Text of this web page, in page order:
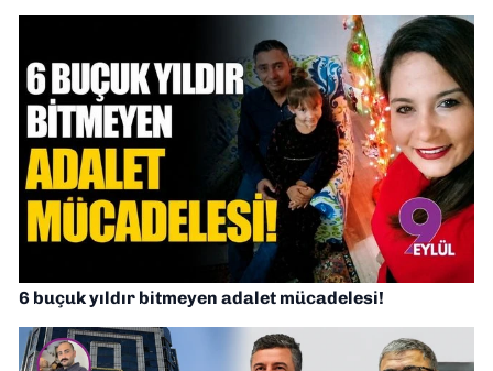
6 buçuk yıldır bitmeyen adalet mücadelesi!